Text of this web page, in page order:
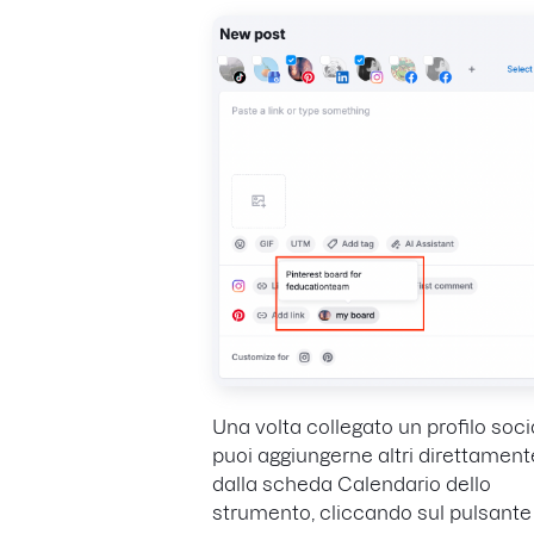
Una volta collegato un profilo
puoi aggiungerne altri
dalla scheda Calendario dello
strumento, cliccando sul pulsante